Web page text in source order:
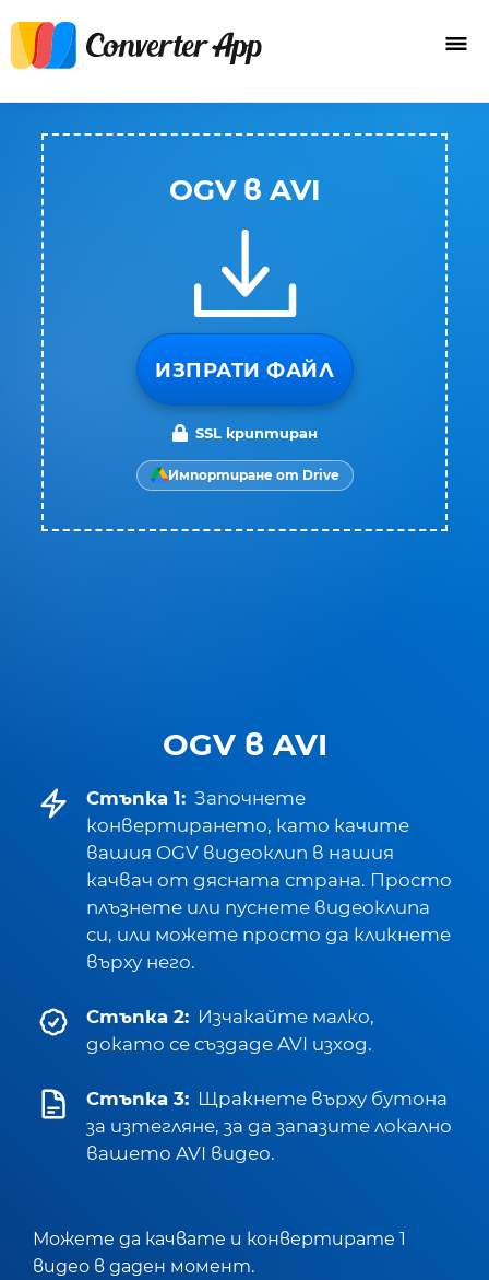
OGV в AVI
Стъпка 1: Започнете
конвертирането, като качите
вашия OGV видеоклип в нашия
качвач от дясната страна. Просто
плъзнете или пуснете видеоклипа
си, или можете просто да кликнете
върху него.
Стъпка 2: Изчакайте малко,
докато се създаде AVI изход.
Стъпка 3: Щракнете върху бутона
за изтегляне, за да запазите локално
вашето AVI видео.
Можете да качвате и конвертирате 1
видео в даден момент.
OGV в AVI
ИЗПРАТИ ФАЙЛ
SSL криптиран
Импортиране от Drive